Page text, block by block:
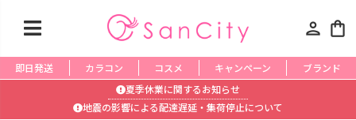
person shopping_bag
即日発送 カラコン コスメ キャンペーン
ブランド
夏季休業に関するお知らせ
地震の影響による配達遅延・集荷停止について